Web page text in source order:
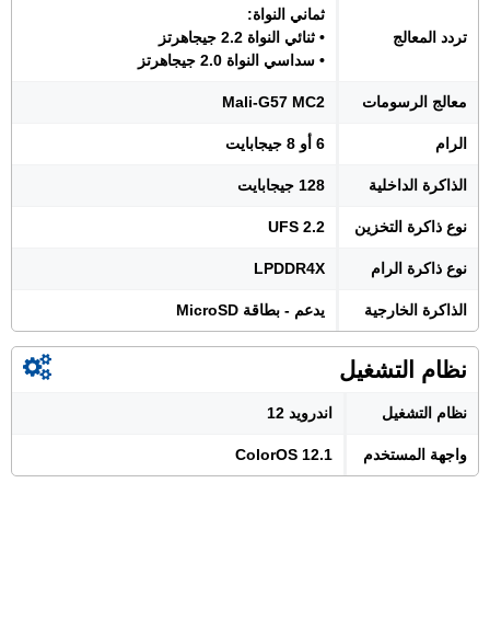
تردد المعالج
ثماني النواة:
• ثنائي النواة 2.2 جيجاهرتز
• سداسي النواة 2.0 جيجاهرتز
معالج الرسومات Mali-G57 MC2
الرام 6 أو 8 جيجابايت
الذاكرة الداخلية 128 جيجابايت
نوع ذاكرة التخزين UFS 2.2
نوع ذاكرة الرام LPDDR4X
الذاكرة الخارجية يدعم - بطاقة MicroSD
نظام التشغيل
نظام التشغيل اندرويد 12
واجهة المستخدم ColorOS 12.1